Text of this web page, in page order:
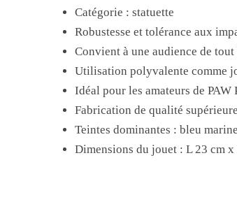
Catégorie : statuette
Robustesse et tolérance aux
Convient à une audience de tout
Utilisation polyvalente comme
Idéal pour les amateurs de PAW
Fabrication de qualité supérieure
Teintes dominantes : bleu
Dimensions du jouet : L 23 cm x